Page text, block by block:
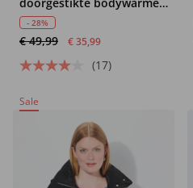
waterafstotend,
opstaande kraag
- 28%
€ 49,99 € 35,99
(17)
Sale